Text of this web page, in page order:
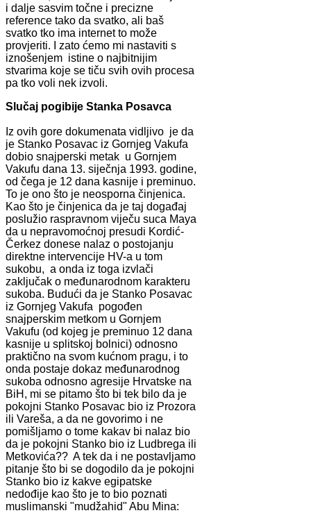
i dalje sasvim točne i precizne
reference tako da svatko, ali baš
svatko tko ima internet to može
provjeriti. I zato ćemo mi nastaviti s
iznošenjem istine o najbitnijim
stvarima koje se tiču svih ovih procesa
pa tko voli nek izvoli.
Slučaj pogibije Stanka Posavca
Iz ovih gore dokumenata vidljivo je da
je Stanko Posavac iz Gornjeg Vakufa
dobio snajperski metak u Gornjem
Vakufu dana 13. siječnja 1993. godine,
od čega je 12 dana kasnije i preminuo.
To je ono što je neosporna činjenica.
Kao što je činjenica da je taj događaj
poslužio raspravnom viječu suca Maya
da u nepravomoćnoj presudi Kordić-
Čerkez donese nalaz o postojanju
direktne intervencije HV-a u tom
sukobu, a onda iz toga izvlači
zaključak o međunarodnom karakteru
sukoba. Budući da je Stanko Posavac
iz Gornjeg Vakufa pogođen
snajperskim metkom u Gornjem
Vakufu (od kojeg je preminuo 12 dana
kasnije u splitskoj bolnici) odnosno
praktično na svom kućnom pragu, i to
onda postaje dokaz međunarodnog
sukoba odnosno agresije Hrvatske na
BiH, mi se pitamo što bi tek bilo da je
pokojni Stanko Posavac bio iz Prozora
ili Vareša, a da ne govorimo i ne
pomišljamo o tome kakav bi nalaz bio
da je pokojni Stanko bio iz Ludbrega ili
Metkovića?? A tek da i ne postavljamo
pitanje što bi se dogodilo da je pokojni
Stanko bio iz kakve egipatske
nedođije kao što je to bio poznati
muslimanski "mudžahid" Abu Mina: